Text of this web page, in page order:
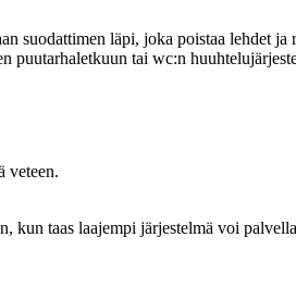
suodattimen läpi, joka poistaa lehdet
puutarhaletkuun tai wc:n
veteen.
kun taas laajempi järjestelmä voi